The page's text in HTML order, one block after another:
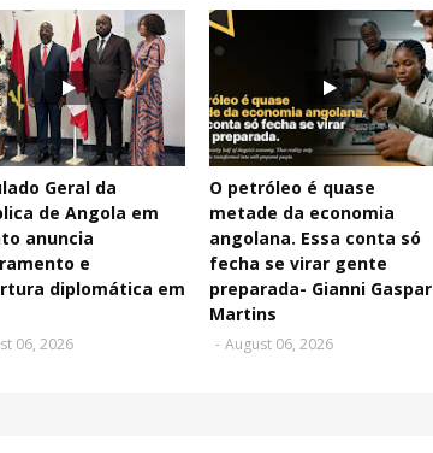
Geral da
de Angola em
anuncia
e
diplomática em
06, 2026
O petróleo é quase
metade da economia
angolana. Essa conta só
fecha se virar gente
preparada- Gianni Gaspar
Martins
- August 06, 2026